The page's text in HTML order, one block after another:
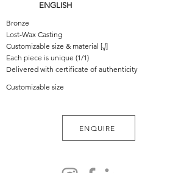
ENGLISH
Bronze
Lost-Wax Casting
Customizable size & material [√]
Each piece is unique (1/1)
Delivered with certificate of authenticity
Customizable size
ENQUIRE